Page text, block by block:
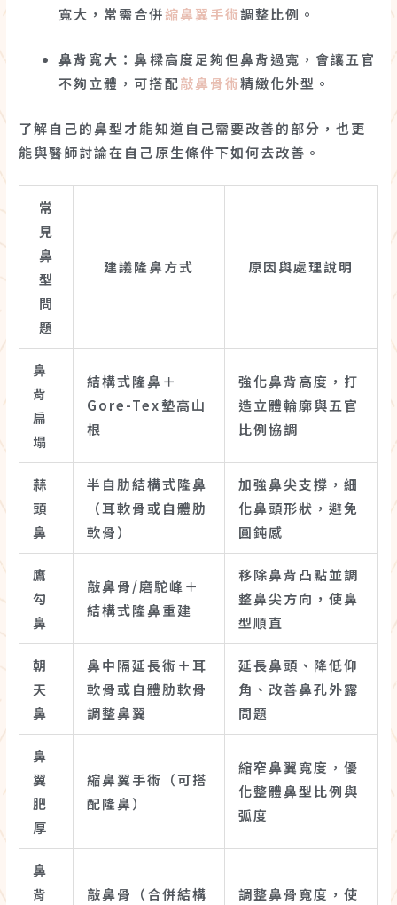
寬大，常需合併縮鼻翼手術調整比例。
鼻背寬大 ：鼻樑高度足夠但鼻背過寬，會讓五官
不夠立體，可搭配敲鼻骨術精緻化外型。
了解自己的鼻型才能知道自己需要改善的部分，也更
能與醫師討論在自己原生條件下如何去改善。
常
見
鼻
型
問
題
建議隆鼻方式 原因與處理說明
鼻
背
扁
塌
結構式隆鼻＋
Gore-Tex墊高山
根
強化鼻背高度，打
造立體輪廓與五官
比例協調
蒜
頭
鼻
半自肋結構式隆鼻
（耳軟骨或自體肋
軟骨）
加強鼻尖支撐，細
化鼻頭形狀，避免
圓鈍感
鷹
勾
鼻
敲鼻骨/磨駝峰＋
結構式隆鼻重建
移除鼻背凸點並調
整鼻尖方向，使鼻
型順直
朝
天
鼻
鼻中隔延長術＋耳
軟骨或自體肋軟骨
調整鼻翼
延長鼻頭、降低仰
角、改善鼻孔外露
問題
鼻
翼
肥
厚
縮鼻翼手術（可搭
配隆鼻）
縮窄鼻翼寬度，優
化整體鼻型比例與
弧度
鼻
背
敲鼻骨（合併結構
調整鼻骨寬度，使